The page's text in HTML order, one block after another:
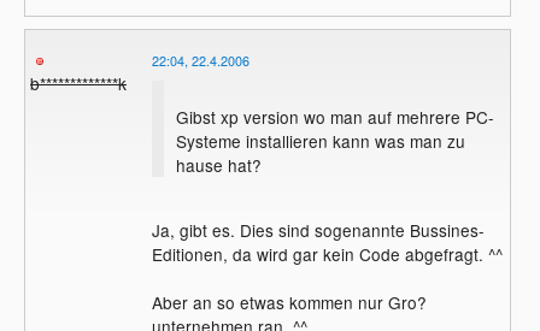
b*************k
22:04, 22.4.2006
Gibst xp version wo man auf mehrere PC-
Systeme installieren kann was man zu
hause hat?
Ja, gibt es. Dies sind sogenannte Bussines-
Editionen, da wird gar kein Code abgefragt. ^^
Aber an so etwas kommen nur Gro?
unternehmen ran. ^^